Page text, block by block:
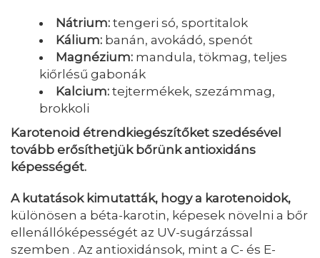
Nátrium: tengeri só, sportitalok
Kálium: banán, avokádó, spenót
Magnézium: mandula, tökmag, teljes
kiőrlésű gabonák
Kalcium: tejtermékek, szezámmag,
brokkoli
Karotenoid étrendkiegészítőket szedésével
tovább erősíthetjük bőrünk antioxidáns
képességét.
A kutatások kimutatták, hogy a karotenoidok,
különösen a béta-karotin, képesek növelni a bőr
ellenállóképességét az UV-sugárzással
szemben . Az antioxidánsok, mint a C- és E-